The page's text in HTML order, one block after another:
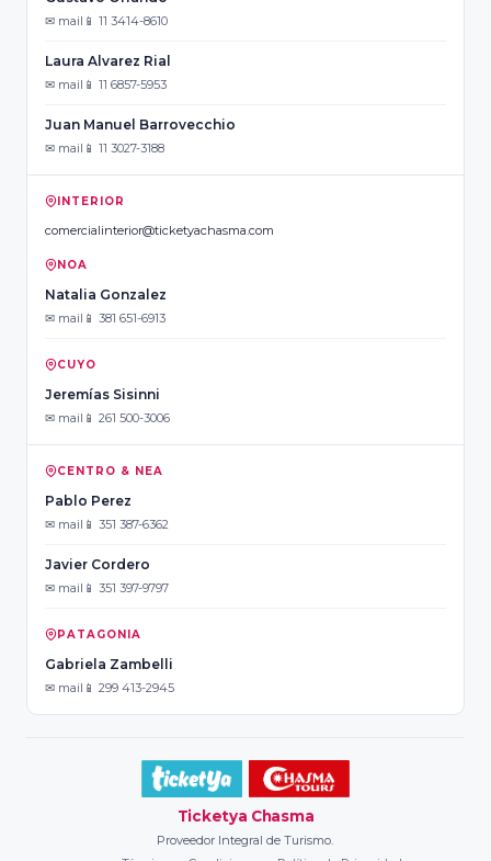
✉ mail 📱 11 3414-8610
Laura Alvarez Rial
✉ mail 📱 11 6857-5953
Juan Manuel Barrovecchio
✉ mail 📱 11 3027-3188
INTERIOR
comercialinterior@ticketyachasma.com
NOA
Natalia Gonzalez
✉ mail 📱 381 651-6913
CUYO
Jeremías Sisinni
✉ mail 📱 261 500-3006
CENTRO & NEA
Pablo Perez
✉ mail 📱 351 387-6362
Javier Cordero
✉ mail 📱 351 397-9797
PATAGONIA
Gabriela Zambelli
✉ mail 📱 299 413-2945
Ticketya Chasma
Proveedor Integral de Turismo.